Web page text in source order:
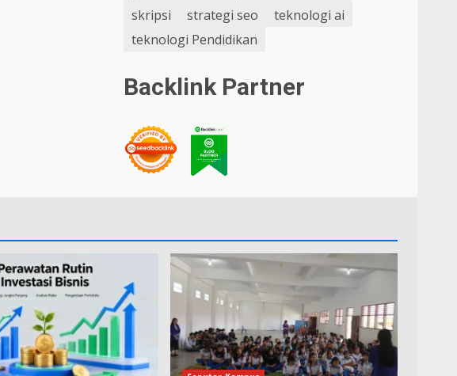
skripsi
strategi seo
teknologi ai
teknologi Pendidikan
Backlink Partner